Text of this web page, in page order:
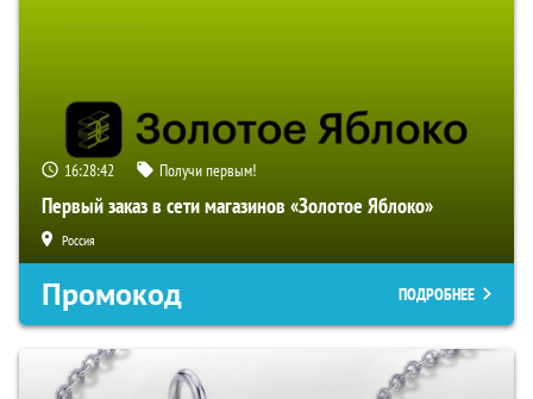
16:28:41 Получи первым!
Первый заказ в сети магазинов «Золотое Яблоко»
Россия
Промокод ПОДРОБНЕЕ